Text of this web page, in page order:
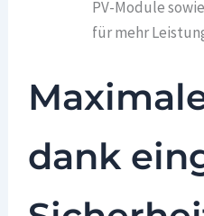
PV-Module
für mehr
dank